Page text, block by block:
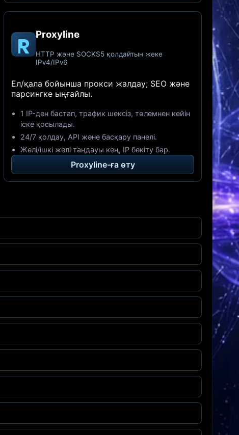
Proxyline
HTTP және SOCKS5 қолдайтын жеке
IPv4/IPv6
Ел/қала бойынша прокси жалдау; SEO және
парсингке ыңғайлы.
1 IP-ден бастап, трафик шексіз, төлемнен кейін
іске қосылады.
24/7 қолдау, API және басқару панелі.
Желі/ішкі желі таңдауы кең, IP бекіту бар.
Proxyline-ға өту